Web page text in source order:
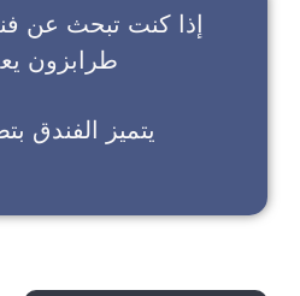
إذا كنت تبحث عن
طرابزون
يتميز الفندق